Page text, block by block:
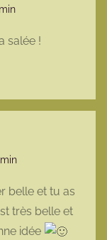
salée !
belle et tu as
très belle et
idée